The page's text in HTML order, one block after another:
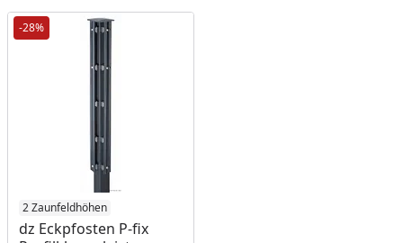
-28%
2 Zaunfeldhöhen
dz Eckpfosten P-fix